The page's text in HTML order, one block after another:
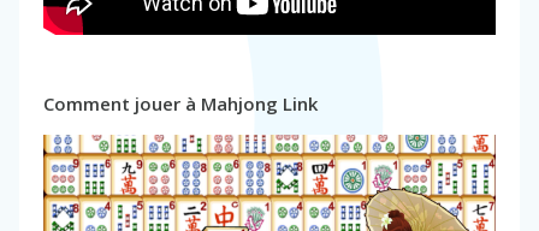
Comment jouer à Mahjong Link